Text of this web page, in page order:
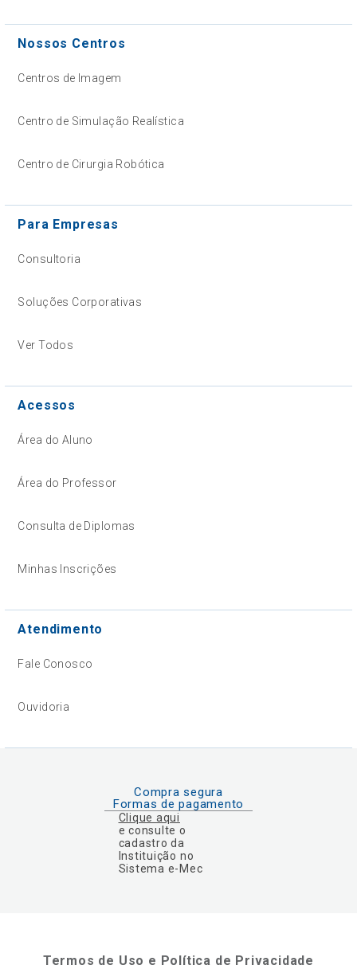
Nossos Centros
Centros de Imagem
Centro de Simulação Realística
Centro de Cirurgia Robótica
Para Empresas
Consultoria
Soluções Corporativas
Ver Todos
Acessos
Área do Aluno
Área do Professor
Consulta de Diplomas
Minhas Inscrições
Atendimento
Fale Conosco
Ouvidoria
Compra segura
Formas de pagamento
Clique aqui
e consulte o
cadastro da
Instituição no
Sistema e-Mec
Termos de Uso e Política de Privacidade